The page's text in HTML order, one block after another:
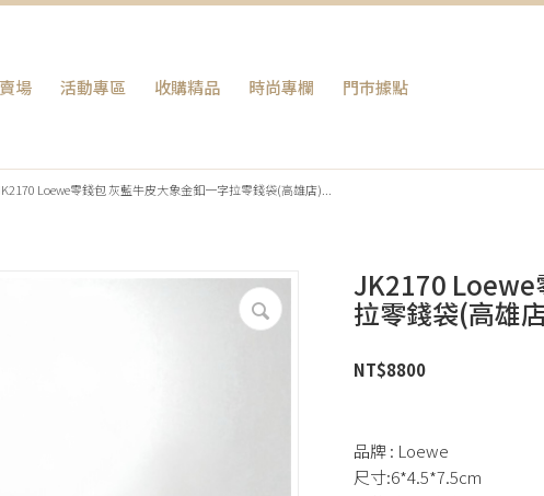
場 活動專區 收購精品 時尚專欄 門巿據點
Loewe零錢包 灰藍牛皮大象金釦一字拉零錢袋(高雄店)...
JK2170 Loewe
拉零錢袋(高雄
NT$8800
品牌 : Loewe
尺寸:6*4.5*7.5cm